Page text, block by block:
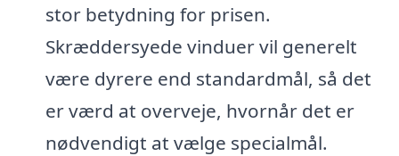
stor betydning for prisen.
Skræddersyede vinduer vil generelt
være dyrere end standardmål, så det
er værd at overveje, hvornår det er
nødvendigt at vælge specialmål.